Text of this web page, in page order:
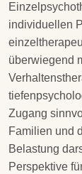
individuellen
überwiegend
Zugang
Familien und
Belastung
Perspektive